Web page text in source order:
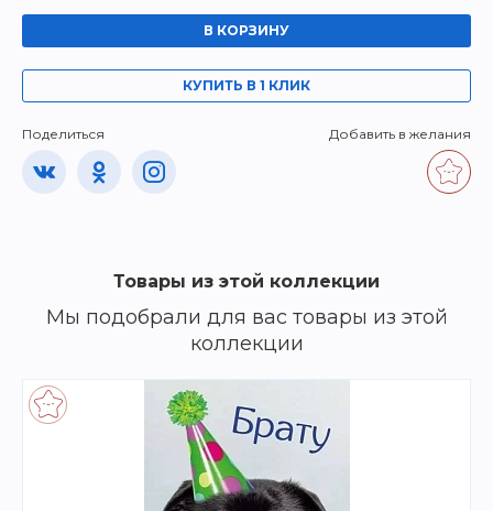
В КОРЗИНУ
КУПИТЬ В 1 КЛИК
Поделиться Добавить в желания
Товары из этой коллекции
Мы подобрали для вас товары из этой
коллекции